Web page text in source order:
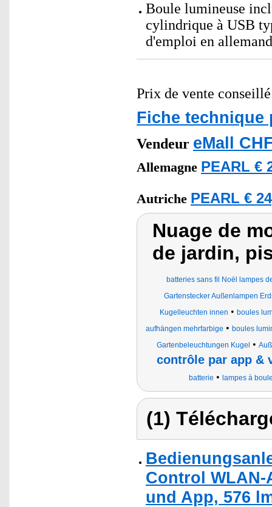
Boule lumineuse
cylindrique à USB
d'emploi en allemand
Prix de vente
Fiche technique
Vendeur eMall
Allemagne PEARL €
Autriche PEARL €
Nuage de
de jardin,
batteries sans fil Noël lampes
Gartenstecker Außenlampen
Kugelleuchten innen • boules
aufhängen mehrfarbige • boules
Gartenbeleuchtungen Kugel
•
contrôle par app &
batterie • lampes à
(1)
Control WLAN-
und App, 576